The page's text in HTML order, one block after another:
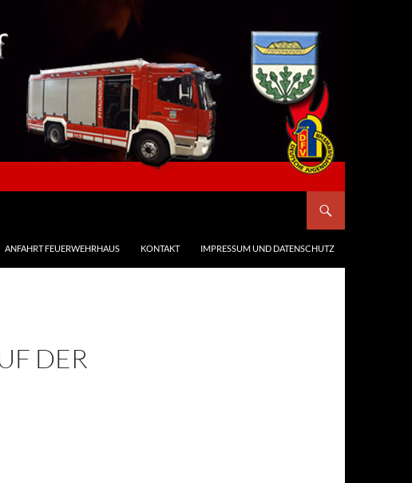
ANFAHRT FEUERWEHRHAUS KONTAKT IMPRESSUM UND DATENSCHUTZ
DER